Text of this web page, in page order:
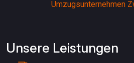
Umzugsunternehmen
Unsere Leistungen